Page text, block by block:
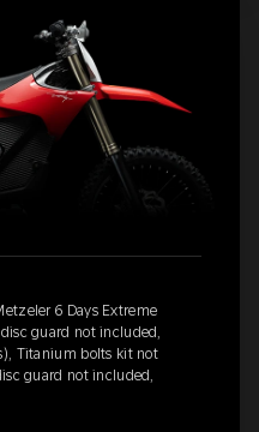
6 Days Extreme
guard not included,
Titanium bolts kit not
guard not included,